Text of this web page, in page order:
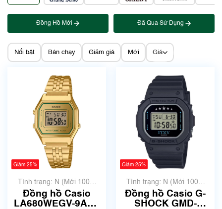
Đồng Hồ Mới Đã Qua Sử Dụng
Nổi bật Bán chạy Giảm giá Mới Giá
Giảm 25%
Tình trạng: N (Mới 100%
chưa qua sử dụng)
Đồng hồ Casio
LA680WEGV-9ADF
Giảm 25%
Tình trạng: N (Mới 100%
chưa qua sử dụng)
Đồng hồ Casio G-
SHOCK GMD-